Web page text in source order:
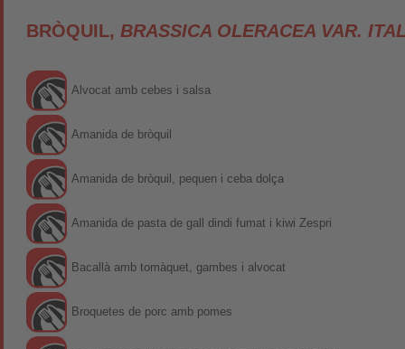
BRÒQUIL, BRASSICA OLERACEA VAR.
Alvocat amb cebes i salsa
Amanida de bròquil
Amanida de bròquil, pequen i ceba dolça
Amanida de pasta de gall dindi fumat i kiwi Zespri
Bacallà amb tomàquet, gambes i alvocat
Broquetes de porc amb pomes